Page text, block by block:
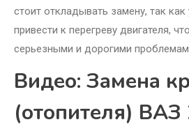
стоит откладывать замену, так
привести к перегреву двигателя,
серьезными и дорогими
Видео: Замена
(отопителя) ВАЗ